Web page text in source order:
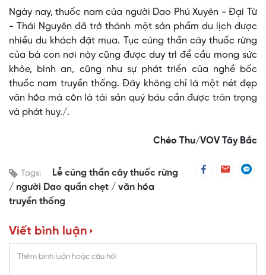
Ngày nay, thuốc nam của người Dao Phú Xuyên - Đại Từ
- Thái Nguyên đã trở thành một sản phẩm du lịch được
nhiều du khách đặt mua. Tục cúng thần cây thuốc rừng
của bà con nơi này cũng được duy trì để cầu mong sức
khỏe, bình an, cũng như sự phát triển của nghề bốc
thuốc nam truyền thống. Đây không chỉ là một nét đẹp
văn hóa mà còn là tài sản quý báu cần được trân trọng
và phát huy./.
Chẻo Thu/VOV Tây Bắc
Tags:
Lễ cúng thần cây thuốc rừng
người Dao quần chẹt
văn hóa
truyền thống
Viết bình luận